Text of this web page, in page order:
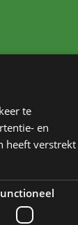
te
en
heeft verstrekt